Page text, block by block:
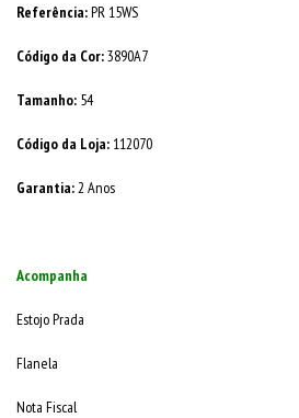
Referência:PR 15WS
Código da Cor:3890A7
Tamanho: 54
Código da Loja: 112070
Garantia: 2 Anos
Acompanha
Estojo Prada
Flanela
Nota Fiscal